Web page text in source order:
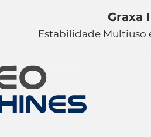
Graxa
Estabilidade Multiuso